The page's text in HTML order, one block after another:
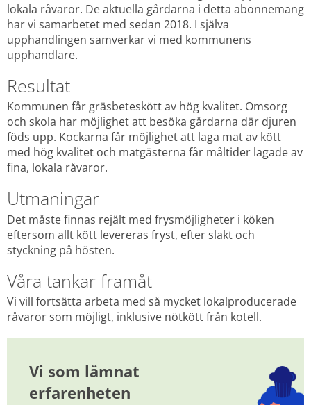
lokala råvaror. De aktuella gårdarna i detta abonnemang
har vi samarbetet med sedan 2018. I själva
upphandlingen samverkar vi med kommunens
upphandlare.
Resultat
Kommunen får gräsbeteskött av hög kvalitet. Omsorg
och skola har möjlighet att besöka gårdarna där djuren
föds upp. Kockarna får möjlighet att laga mat av kött
med hög kvalitet och matgästerna får måltider lagade av
fina, lokala råvaror.
Utmaningar
Det måste finnas rejält med frysmöjligheter i köken
eftersom allt kött levereras fryst, efter slakt och
styckning på hösten.
Våra tankar framåt
Vi vill fortsätta arbeta med så mycket lokalproducerade
råvaror som möjligt, inklusive nötkött från kotell.
Vi som lämnat
erfarenheten